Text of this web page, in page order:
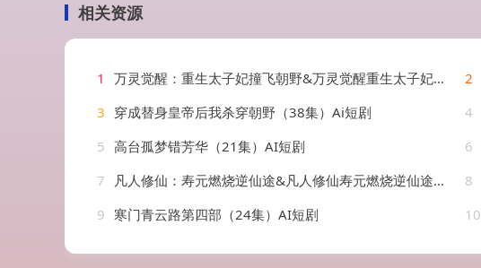
相关资源
1 万灵觉醒：重生太子妃撞飞朝野&万灵觉醒重生太子妃撞飞朝野（67集）AI短剧 2
3 穿成替身皇帝后我杀穿朝野（38集）Ai短剧 4
5 高台孤梦错芳华（21集）AI短剧 6
7
凡人修仙：寿元燃烧逆仙途&凡人修仙寿元燃烧逆仙途（97集）AI短剧 8
9 寒门青云路第四部（24集）AI短剧 10